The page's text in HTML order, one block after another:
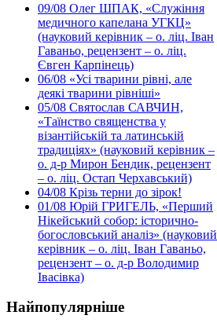
09/08 Олег ШПАК, «Служіння
медичного капелана УГКЦ»
(науковий керівник – о. ліц. Іван
Гаваньо, рецензент – о. ліц.
Євген Карпінець)
06/08 «Усі тварини рівні, але
деякі тварини рівніші»
05/08 Святослав САВЧИН,
«Таїнство священства у
візантійській та латинській
традиціях» (науковий керівник –
о. д-р Мирон Бендик, рецензент
– о. ліц. Остап Черхавський)
04/08 Крізь терни до зірок!
01/08 Юрій ГРИГЕЛЬ, «Перший
Нікейський собор: історично-
богословський аналіз» (науковий
керівник – о. ліц. Іван Гаваньо,
рецензент – о. д-р Володимир
Івасівка)
Найпопулярніше